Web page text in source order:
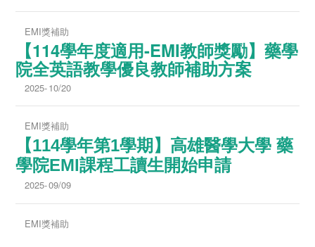
EMI獎補助
【114學年度適用-EMI教師獎勵】藥學
院全英語教學優良教師補助方案
2025-10/20
EMI獎補助
【114學年第1學期】高雄醫學大學 藥
學院EMI課程工讀生開始申請
2025-09/09
EMI獎補助